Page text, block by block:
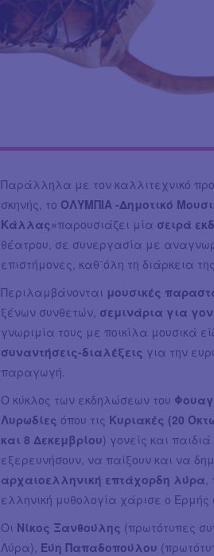
Παράλληλα με τον καλλιτεχνικό
σκηνής, το ΟΛΥΜΠΙΑ -Δημοτικό
Κάλλας»παρουσιάζει μία σειρά
θέατρου, σε συνεργασία με
επιστήμονες, καθ΄όλη τη διάρκεια
Περιλαμβάνονται μουσικές
ξένων συνθετών, σεμινάρια για
γνωριμία τους με ποικίλα μουσικά
συναντήσεις-διαλέξεις για την
παραγωγή.
Ο κύκλος των εκδηλώσεων του
Λυρωδίες όπου τις Κυριακές (20
και 8 Δεκεμβρίου) γονείς και
εξερευνήσουν, να παίξουν και να
αρχαιοελληνική επτάχορδη λύρα
ελληνική μυθολογία χάρισε ο
Οι Νίκος Ξανθούλης (πρωτότυπες
Λύρα), Εύη Παπαδοπούλου